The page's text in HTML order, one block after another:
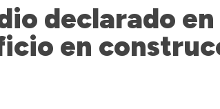
declarado
en